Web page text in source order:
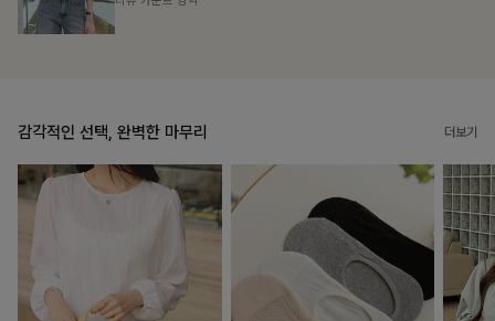
감각적인 선택, 완벽한 마무리 더보기